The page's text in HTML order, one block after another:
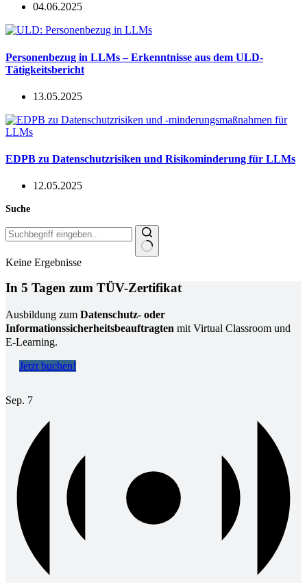
04.06.2025
Personenbezug in LLMs – Erkenntnisse aus dem ULD-
Tätigkeitsbericht
13.05.2025
EDPB zu Datenschutzrisiken und Risikominderung für LLMs
12.05.2025
Suche
Keine Ergebnisse
In 5 Tagen zum TÜV-Zertifikat
Ausbildung zum Datenschutz- oder
Informationssicherheitsbeauftragten mit Virtual Classroom und
E-Learning.
Jetzt buchen!
Sep. 7